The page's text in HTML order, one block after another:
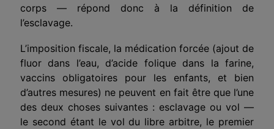
corps — répond donc à la définition de
l’esclavage.
L’imposition fiscale, la médication forcée (ajout de
fluor dans l’eau, d’acide folique dans la farine,
vaccins obligatoires pour les enfants, et bien
d’autres mesures) ne peuvent en fait être que l’une
des deux choses suivantes : esclavage ou vol —
le second étant le vol du libre arbitre, le premier